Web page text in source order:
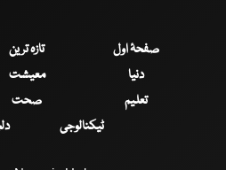
صفحۂ اول تازہ ترین
دنیا
معیشت
تعلیم
صحت
ٹیکنالوجی